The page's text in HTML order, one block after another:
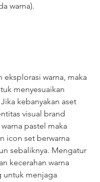
warna).
eksplorasi warna, maka
menyesuaikan
kebanyakan aset
visual brand
pastel maka
icon set berwarna
sebaliknya. Mengatur
kecerahan warna
untuk menjaga